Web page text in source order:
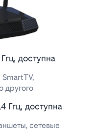
доступна
SmartTV,
другого
Ггц, доступна
сетевые